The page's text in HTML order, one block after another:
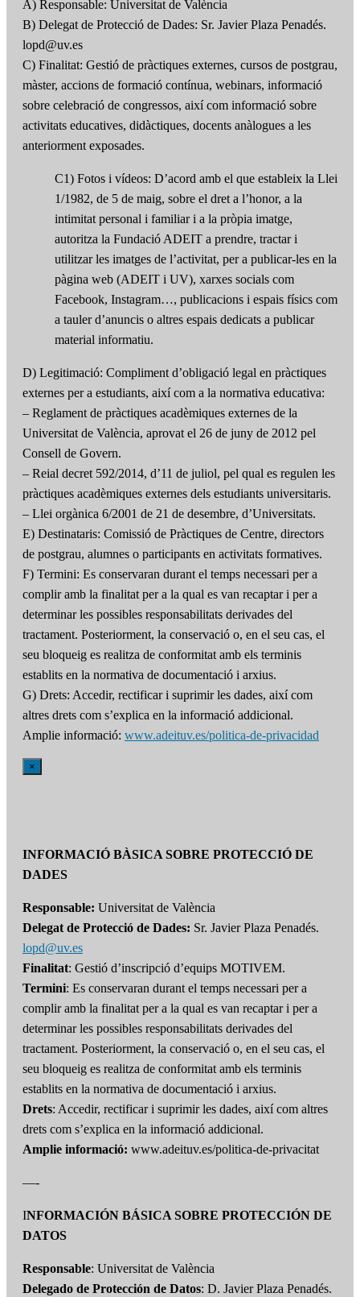
A) Responsable: Universitat de València
B) Delegat de Protecció de Dades: Sr. Javier Plaza Penadés.
lopd@uv.es
C) Finalitat: Gestió de pràctiques externes, cursos de postgrau,
màster, accions de formació contínua, webinars, informació
sobre celebració de congressos, així com informació sobre
activitats educatives, didàctiques, docents anàlogues a les
anteriorment exposades.
C1) Fotos i vídeos: D’acord amb el que estableix la Llei
1/1982, de 5 de maig, sobre el dret a l’honor, a la
intimitat personal i familiar i a la pròpia imatge,
autoritza la Fundació ADEIT a prendre, tractar i
utilitzar les imatges de l’activitat, per a publicar-les en la
pàgina web (ADEIT i UV), xarxes socials com
Facebook, Instagram…, publicacions i espais físics com
a tauler d’anuncis o altres espais dedicats a publicar
material informatiu.
D) Legitimació: Compliment d’obligació legal en pràctiques
externes per a estudiants, així com a la normativa educativa:
– Reglament de pràctiques acadèmiques externes de la
Universitat de València, aprovat el 26 de juny de 2012 pel
Consell de Govern.
– Reial decret 592/2014, d’11 de juliol, pel qual es regulen les
pràctiques acadèmiques externes dels estudiants universitaris.
– Llei orgànica 6/2001 de 21 de desembre, d’Universitats.
E) Destinataris: Comissió de Pràctiques de Centre, directors
de postgrau, alumnes o participants en activitats formatives.
F) Termini: Es conservaran durant el temps necessari per a
complir amb la finalitat per a la qual es van recaptar i per a
determinar les possibles responsabilitats derivades del
tractament. Posteriorment, la conservació o, en el seu cas, el
seu bloqueig es realitza de conformitat amb els terminis
establits en la normativa de documentació i arxius.
G) Drets: Accedir, rectificar i suprimir les dades, així com
altres drets com s’explica en la informació addicional.
Amplie informació: www.adeituv.es/politica-de-privacidad
×
INFORMACIÓ BÀSICA SOBRE PROTECCIÓ DE
DADES
Responsable: Universitat de València
Delegat de Protecció de Dades: Sr. Javier Plaza Penadés.
lopd@uv.es
Finalitat: Gestió d’inscripció d’equips MOTIVEM.
Termini: Es conservaran durant el temps necessari per a
complir amb la finalitat per a la qual es van recaptar i per a
determinar les possibles responsabilitats derivades del
tractament. Posteriorment, la conservació o, en el seu cas, el
seu bloqueig es realitza de conformitat amb els terminis
establits en la normativa de documentació i arxius.
Drets: Accedir, rectificar i suprimir les dades, així com altres
drets com s’explica en la informació addicional.
Amplie informació: www.adeituv.es/politica-de-privacitat
—-
INFORMACIÓN BÁSICA SOBRE PROTECCIÓN DE
DATOS
Responsable: Universitat de València
Delegado de Protección de Datos: D. Javier Plaza Penadés.